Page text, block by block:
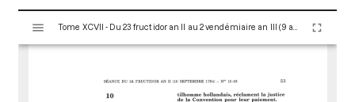
s